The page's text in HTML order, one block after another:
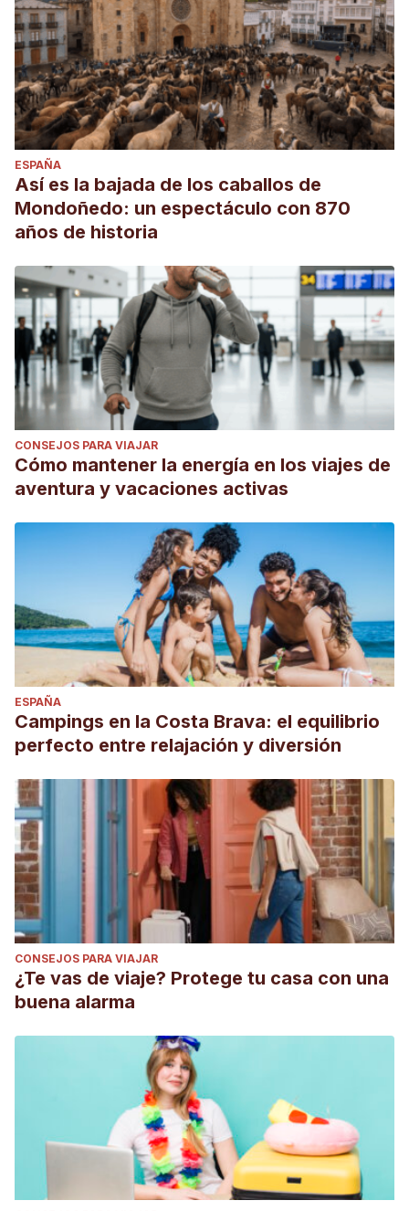
ESPAÑA
Así es la bajada de los caballos de
Mondoñedo: un espectáculo con 870
años de historia
CONSEJOS PARA VIAJAR
Cómo mantener la energía en los viajes de
aventura y vacaciones activas
ESPAÑA
Campings en la Costa Brava: el equilibrio
perfecto entre relajación y diversión
CONSEJOS PARA VIAJAR
¿Te vas de viaje? Protege tu casa con una
buena alarma